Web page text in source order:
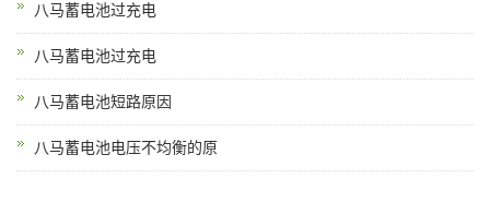
八马蓄电池过充电
八马蓄电池过充电
八马蓄电池短路原因
八马蓄电池电压不均衡的原